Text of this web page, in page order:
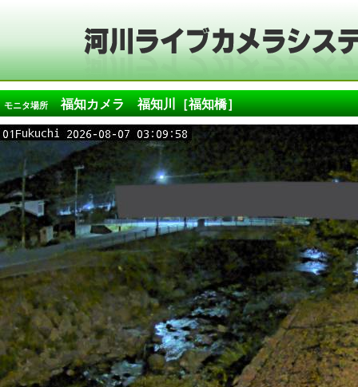
モニタ場所福知カメラ 福知川［福知橋］